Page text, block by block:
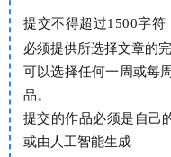
提交不得超过1500字符
必须提供所选择文章的
可以选择任何一周或每
品。
提交的作品必须是自己
或由人工智能生成